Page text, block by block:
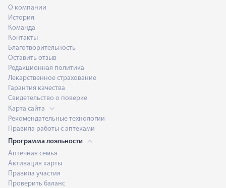
О компании
История
Команда
Контакты
Благотворительность
Оставить отзыв
Редакционная политика
Лекарственное страхование
Гарантия качества
Свидетельство о поверке
Карта сайта
Рекомендательные технологии
Правила работы с аптеками
Программа лояльности
Аптечная семья
Активация карты
Правила участия
Проверить баланс